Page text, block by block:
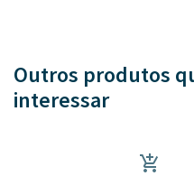
Outros produtos
interessar